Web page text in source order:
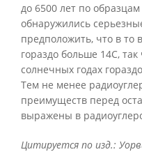
до 6500 лет по
обнаружились
предположить, что в то
гораздо больше 14С,
солнечных годах
Тем не менее
преимуществ перед
выражены в
Цитируется по изд.: